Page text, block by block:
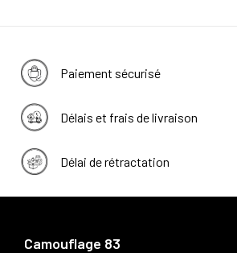
Paiement sécurisé
Délais et frais de livraison
Délai de rétractation
Camouflage 83